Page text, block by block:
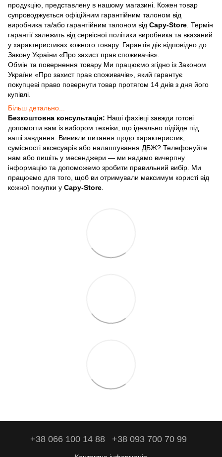
продукцію, представлену в нашому магазині. Кожен товар
супроводжується офіційним гарантійним талоном від
виробника та/або гарантійним талоном від Capy-Store . Термін
гарантії залежить від сервісної політики виробника та вказаний
у характеристиках кожного товару. Гарантія діє відповідно до
Закону України «Про захист прав споживачів».
Обмін та повернення товару Ми працюємо згідно із Законом
України «Про захист прав споживачів», який гарантує
покупцеві право повернути товар протягом 14 днів з дня його
купівлі.
Більш детально...
Безкоштовна консультація: Наші фахівці завжди готові
допомогти вам із вибором техніки, що ідеально підійде під
ваші завдання. Виникли питання щодо характеристик,
сумісності аксесуарів або налаштування ДБЖ? Телефонуйте
нам або пишіть у месенджери — ми надамо вичерпну
інформацію та допоможемо зробити правильний вибір. Ми
працюємо для того, щоб ви отримували максимум користі від
кожної покупки у Capy-Store
+38 066 100 14 88 +38 093 700 70 99